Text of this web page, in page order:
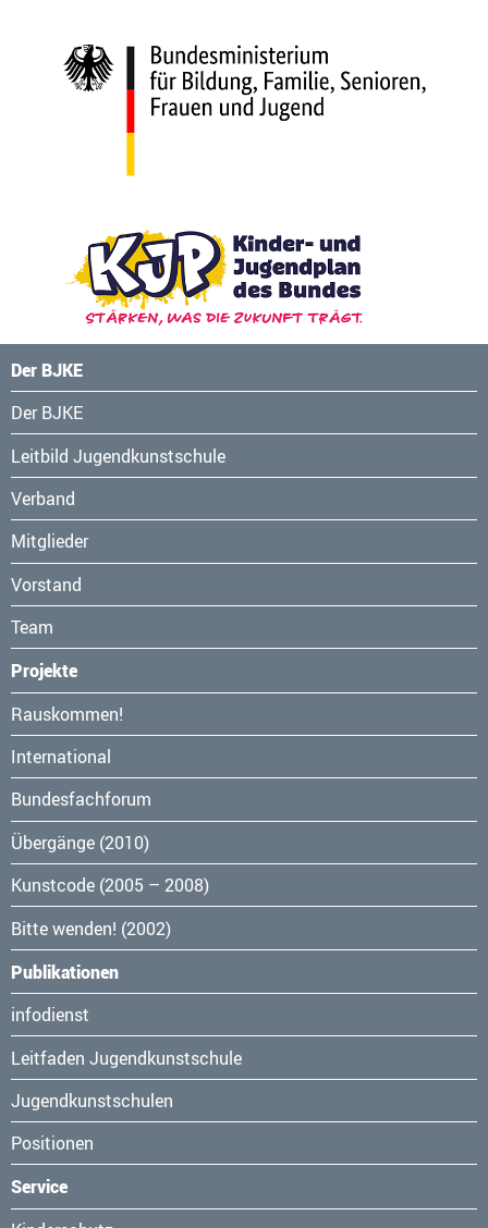
Der BJKE
Navigation
überspringen
Der BJKE
Leitbild Jugendkunstschule
Verband
Mitglieder
Vorstand
Team
Projekte
Navigation
überspringen
Rauskommen!
International
Bundesfachforum
Übergänge (2010)
Kunstcode (2005 – 2008)
Bitte wenden! (2002)
Publikationen
Navigation
überspringen
infodienst
Leitfaden Jugendkunstschule
Jugendkunstschulen
Positionen
Service